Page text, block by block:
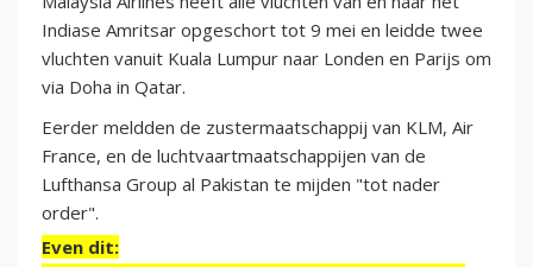
Indiase Amritsar opgeschort tot 9 mei en leidde twee
vluchten vanuit Kuala Lumpur naar Londen en Parijs om
via Doha in Qatar.
Eerder meldden de zustermaatschappij van KLM, Air
France, en de luchtvaartmaatschappijen van de
Lufthansa Group al Pakistan te mijden "tot nader
order".
Even dit: